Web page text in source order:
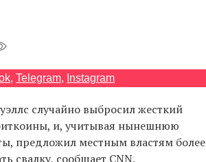
, Telegram, Instagram
случайно выбросил жесткий
и, учитывая нынешнюю
предложил местным властям более
свалку, сообщает CNN.